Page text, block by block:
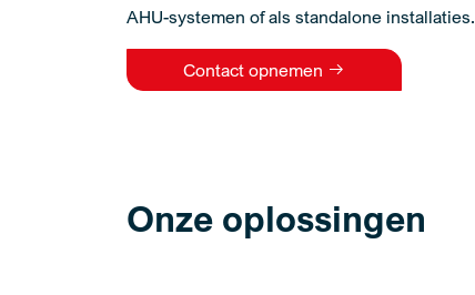
AHU-systemen of als standalone installaties.
Contact opnemen
Onze oplossingen